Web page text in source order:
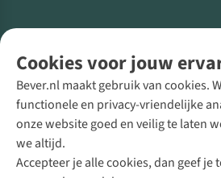
Cookies voor jouw
Bever.nl maakt gebruik van cookies.
functionele en privacy-vriendelijke
onze website goed en veilig te laten
we altijd.
Accepteer je alle cookies, dan geef
Direct advies van een
+31 (0)85 888 50 88